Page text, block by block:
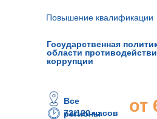
Повышение квалификации
Государственная
области
коррупции
72/120 часов
от
Все
регионы